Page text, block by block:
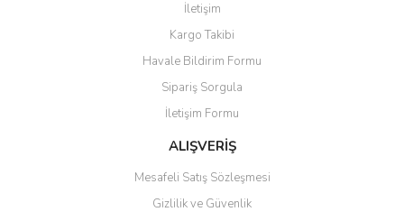
İletişim
Kargo Takibi
Havale Bildirim Formu
Sipariş Sorgula
İletişim Formu
ALIŞVERİŞ
Mesafeli Satış Sözleşmesi
Gizlilik ve Güvenlik